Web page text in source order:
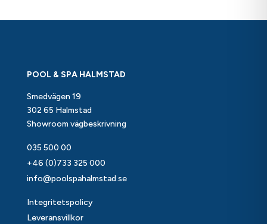
POOL & SPA HALMSTAD
Smedvägen 19
302 65 Halmstad
Showroom vägbeskrivning
035 500 00
+46 (0)733 325 000
info@poolspahalmstad.se
Integritetspolicy
Leveransvillkor